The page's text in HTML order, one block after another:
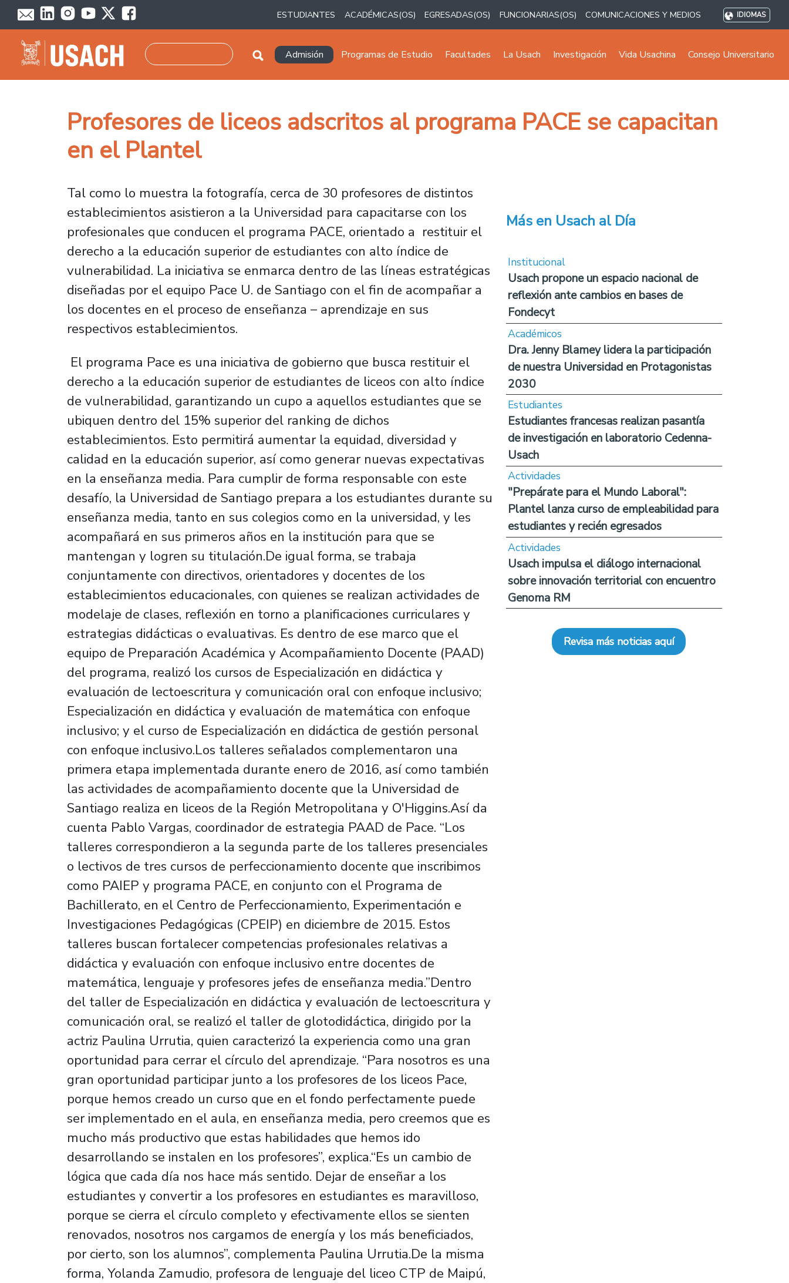
Pasar al contenido principal
ESTUDIANTES ACADÉMICAS(OS) EGRESADAS(OS) FUNCIONARIAS(OS) COMUNICACIONES Y MEDIOS IDIOMAS
Navegación principal
Admisión Programas de Estudio Facultades La Usach Investigación Vida Usachina Consejo Universitario
Profesores de liceos adscritos al programa PACE se capacitan
en el Plantel
Tal como lo muestra la fotografía, cerca de 30 profesores de distintos
establecimientos asistieron a la Universidad para capacitarse con los
profesionales que conducen el programa PACE, orientado a restituir el
derecho a la educación superior de estudiantes con alto índice de
vulnerabilidad. La iniciativa se enmarca dentro de las líneas estratégicas
diseñadas por el equipo Pace U. de Santiago con el fin de acompañar a
los docentes en el proceso de enseñanza – aprendizaje en sus
respectivos establecimientos.
El programa Pace es una iniciativa de gobierno que busca restituir el
derecho a la educación superior de estudiantes de liceos con alto índice
de vulnerabilidad, garantizando un cupo a aquellos estudiantes que se
ubiquen dentro del 15% superior del ranking de dichos
establecimientos. Esto permitirá aumentar la equidad, diversidad y
calidad en la educación superior, así como generar nuevas expectativas
en la enseñanza media. Para cumplir de forma responsable con este
desafío, la Universidad de Santiago prepara a los estudiantes durante su
enseñanza media, tanto en sus colegios como en la universidad, y les
acompañará en sus primeros años en la institución para que se
mantengan y logren su titulación.De igual forma, se trabaja
conjuntamente con directivos, orientadores y docentes de los
establecimientos educacionales, con quienes se realizan actividades de
modelaje de clases, reflexión en torno a planificaciones curriculares y
estrategias didácticas o evaluativas. Es dentro de ese marco que el
equipo de Preparación Académica y Acompañamiento Docente (PAAD)
del programa, realizó los cursos de Especialización en didáctica y
evaluación de lectoescritura y comunicación oral con enfoque inclusivo;
Especialización en didáctica y evaluación de matemática con enfoque
inclusivo; y el curso de Especialización en didáctica de gestión personal
con enfoque inclusivo.Los talleres señalados complementaron una
primera etapa implementada durante enero de 2016, así como también
las actividades de acompañamiento docente que la Universidad de
Santiago realiza en liceos de la Región Metropolitana y O'Higgins.Así da
cuenta Pablo Vargas, coordinador de estrategia PAAD de Pace. “Los
talleres correspondieron a la segunda parte de los talleres presenciales
o lectivos de tres cursos de perfeccionamiento docente que inscribimos
como PAIEP y programa PACE, en conjunto con el Programa de
Bachillerato, en el Centro de Perfeccionamiento, Experimentación e
Investigaciones Pedagógicas (CPEIP) en diciembre de 2015. Estos
talleres buscan fortalecer competencias profesionales relativas a
didáctica y evaluación con enfoque inclusivo entre docentes de
matemática, lenguaje y profesores jefes de enseñanza media.”Dentro
del taller de Especialización en didáctica y evaluación de lectoescritura y
comunicación oral, se realizó el taller de glotodidáctica, dirigido por la
actriz Paulina Urrutia, quien caracterizó la experiencia como una gran
oportunidad para cerrar el círculo del aprendizaje. “Para nosotros es una
gran oportunidad participar junto a los profesores de los liceos Pace,
porque hemos creado un curso que en el fondo perfectamente puede
ser implementado en el aula, en enseñanza media, pero creemos que es
mucho más productivo que estas habilidades que hemos ido
desarrollando se instalen en los profesores”, explica.“Es un cambio de
lógica que cada día nos hace más sentido. Dejar de enseñar a los
estudiantes y convertir a los profesores en estudiantes es maravilloso,
porque se cierra el círculo completo y efectivamente ellos se sienten
renovados, nosotros nos cargamos de energía y los más beneficiados,
por cierto, son los alumnos”, complementa Paulina Urrutia.De la misma
forma, Yolanda Zamudio, profesora de lenguaje del liceo CTP de Maipú,
Más en Usach al Día
Institucional
Usach propone un espacio nacional de
reflexión ante cambios en bases de
Fondecyt
Académicos
Dra. Jenny Blamey lidera la participación
de nuestra Universidad en Protagonistas
2030
Estudiantes
Estudiantes francesas realizan pasantía
de investigación en laboratorio Cedenna-
Usach
Actividades
"Prepárate para el Mundo Laboral":
Plantel lanza curso de empleabilidad para
estudiantes y recién egresados
Actividades
Usach impulsa el diálogo internacional
sobre innovación territorial con encuentro
Genoma RM
Revisa más noticias aquí